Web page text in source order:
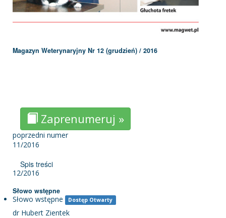
Magazyn Weterynaryjny Nr 12 (grudzień) / 2016
Zaprenumeruj »
poprzedni numer
11/2016
Spis treści
12/2016
Słowo wstępne
Słowo wstępne Dostęp Otwarty
dr Hubert Zientek